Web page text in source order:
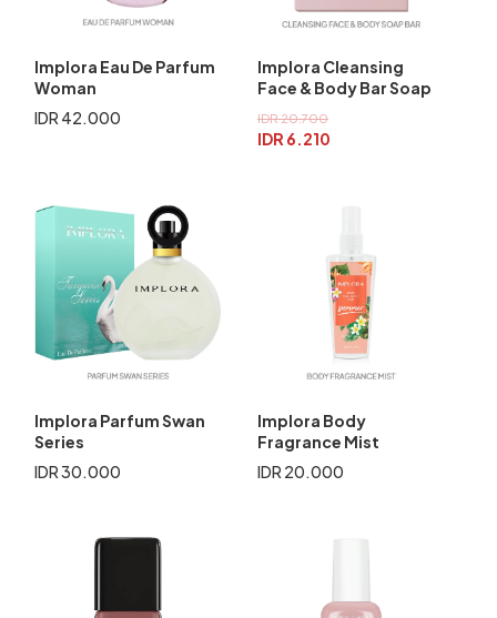
Implora Eau De Parfum
Woman
IDR 42.000
Implora Cleansing
Face & Body Bar Soap
IDR 20.700
IDR 6.210
Implora Parfum Swan
Series
IDR 30.000
Implora Body
Fragrance Mist
IDR 20.000